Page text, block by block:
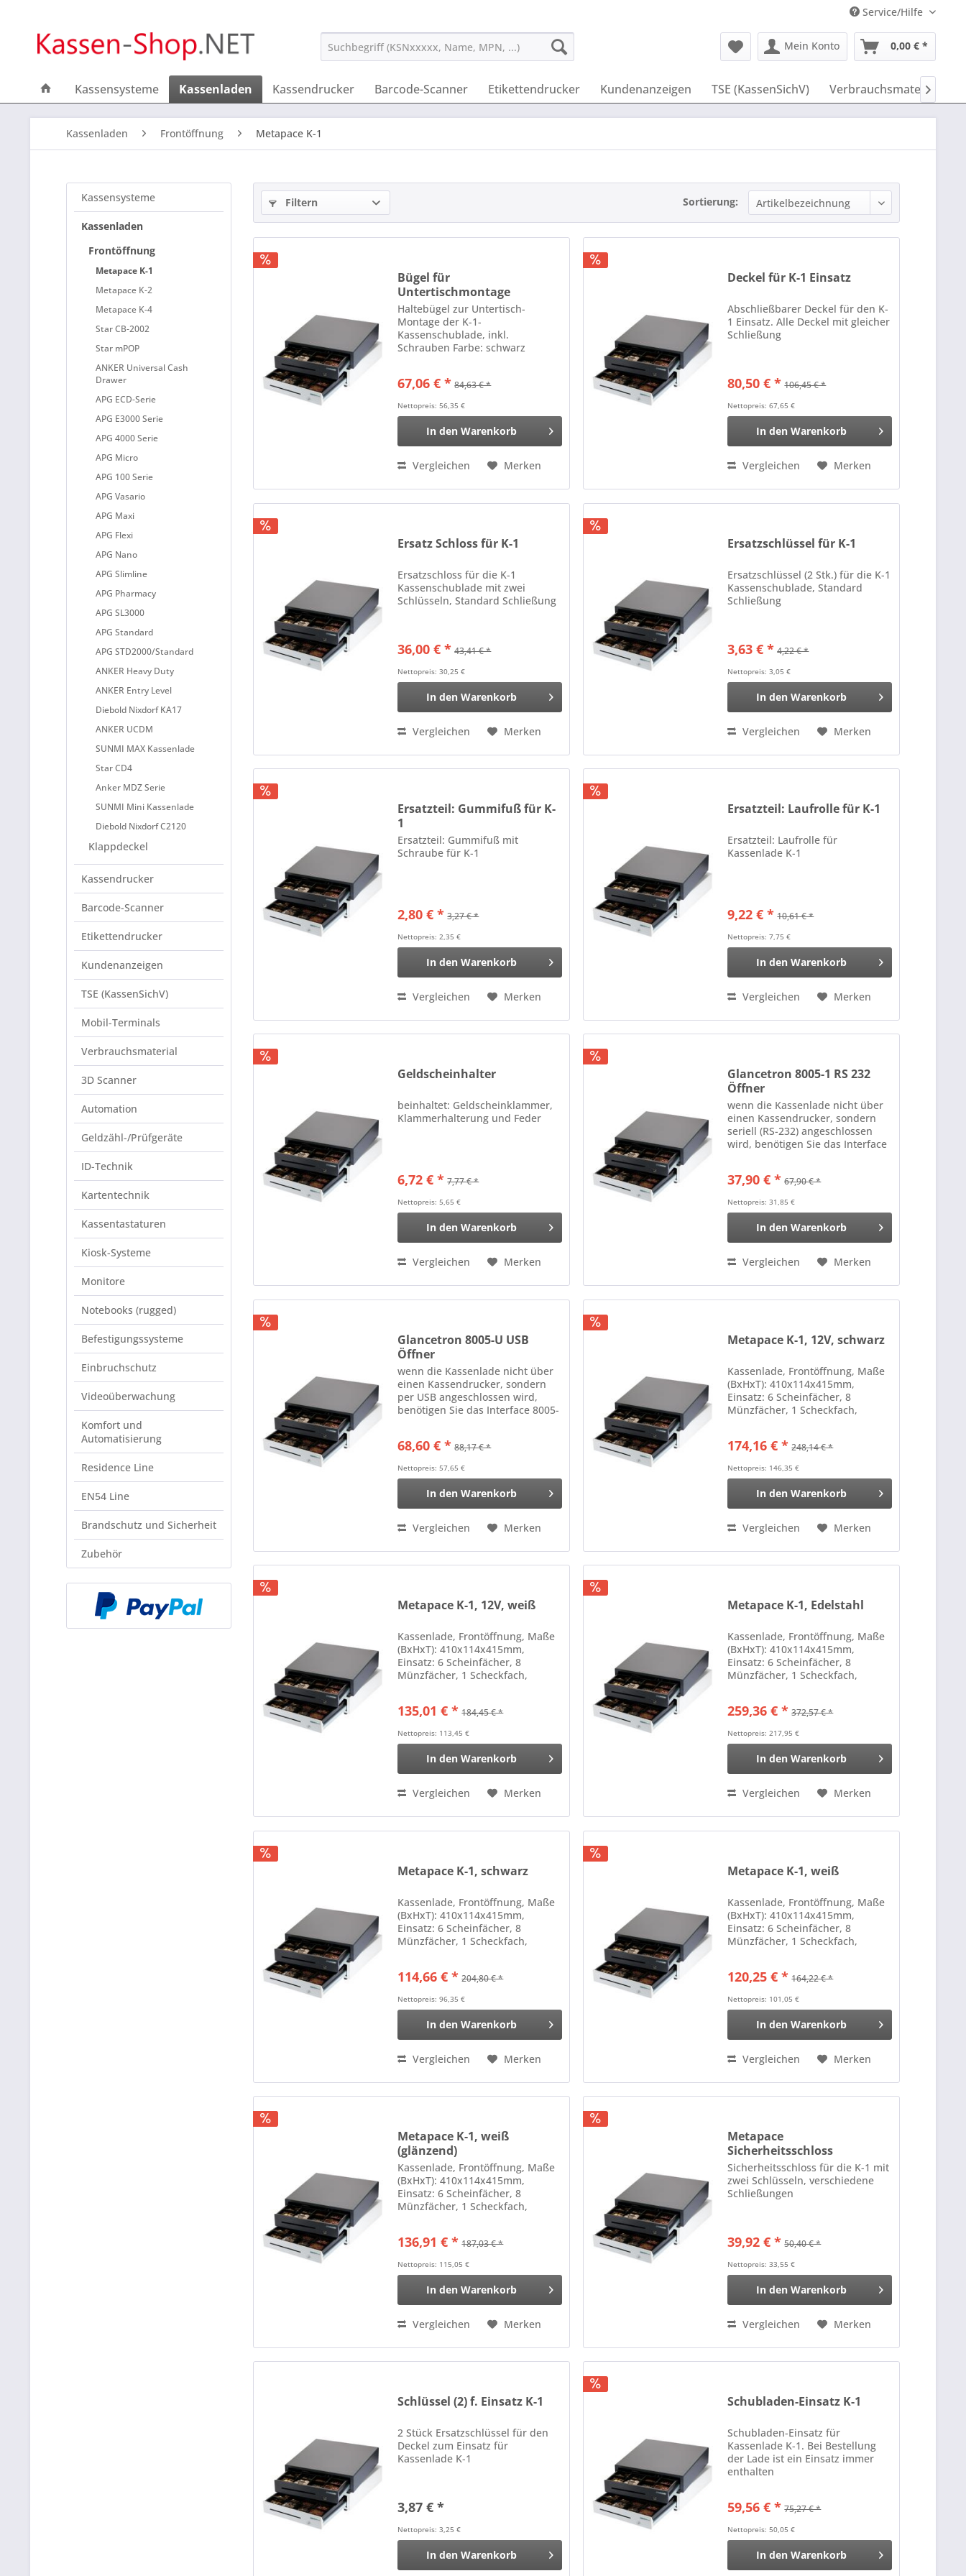
Service/Hilfe
Mein Konto 0,00 € *
Kassensysteme Kassenladen Kassendrucker Barcode-Scanner Etikettendrucker Kundenanzeigen TSE (KassenSichV) Verbrauchsmaterial

Kassenladen Frontöffnung Metapace K-1
Kassensysteme
Kassenladen
Frontöffnung
Metapace K-1
Metapace K-2
Metapace K-4
Star CB-2002
Star mPOP
ANKER Universal Cash
Drawer
APG ECD-Serie
APG E3000 Serie
APG 4000 Serie
APG Micro
APG 100 Serie
APG Vasario
APG Maxi
APG Flexi
APG Nano
APG Slimline
APG Pharmacy
APG SL3000
APG Standard
APG STD2000/Standard
ANKER Heavy Duty
ANKER Entry Level
Diebold Nixdorf KA17
ANKER UCDM
SUNMI MAX Kassenlade
Star CD4
Anker MDZ Serie
SUNMI Mini Kassenlade
Diebold Nixdorf C2120
Klappdeckel
Kassendrucker
Barcode-Scanner
Etikettendrucker
Kundenanzeigen
TSE (KassenSichV)
Mobil-Terminals
Verbrauchsmaterial
3D Scanner
Automation
Geldzähl-/Prüfgeräte
ID-Technik
Kartentechnik
Kassentastaturen
Kiosk-Systeme
Monitore
Notebooks (rugged)
Befestigungssysteme
Einbruchschutz
Videoüberwachung
Komfort und
Automatisierung
Residence Line
EN54 Line
Brandschutz und Sicherheit
Zubehör
Filtern Sortierung:
Bügel für
Untertischmontage
Haltebügel zur Untertisch-
Montage der K-1-
Kassenschublade, inkl.
Schrauben Farbe: schwarz
67,06 € * 84,63 € *
Nettopreis: 56,35 €
In den Warenkorb
Vergleichen Merken
Deckel für K-1 Einsatz
Abschließbarer Deckel für den K-
1 Einsatz. Alle Deckel mit gleicher
Schließung
80,50 € * 106,45 € *
Nettopreis: 67,65 €
In den Warenkorb
Vergleichen Merken
Ersatz Schloss für K-1
Ersatzschloss für die K-1
Kassenschublade mit zwei
Schlüsseln, Standard Schließung
36,00 € * 43,41 € *
Nettopreis: 30,25 €
In den Warenkorb
Vergleichen Merken
Ersatzschlüssel für K-1
Ersatzschlüssel (2 Stk.) für die K-1
Kassenschublade, Standard
Schließung
3,63 € * 4,22 € *
Nettopreis: 3,05 €
In den Warenkorb
Vergleichen Merken
Ersatzteil: Gummifuß für K-
1
Ersatzteil: Gummifuß mit
Schraube für K-1
2,80 € * 3,27 € *
Nettopreis: 2,35 €
In den Warenkorb
Vergleichen Merken
Ersatzteil: Laufrolle für K-1
Ersatzteil: Laufrolle für
Kassenlade K-1
9,22 € * 10,61 € *
Nettopreis: 7,75 €
In den Warenkorb
Vergleichen Merken
Geldscheinhalter
beinhaltet: Geldscheinklammer,
Klammerhalterung und Feder
6,72 € * 7,77 € *
Nettopreis: 5,65 €
In den Warenkorb
Vergleichen Merken
Glancetron 8005-1 RS 232
Öffner
wenn die Kassenlade nicht über
einen Kassendrucker, sondern
seriell (RS-232) angeschlossen
wird, benötigen Sie das Interface
37,90 € * 67,90 € *
Nettopreis: 31,85 €
In den Warenkorb
Vergleichen Merken
Glancetron 8005-U USB
Öffner
wenn die Kassenlade nicht über
einen Kassendrucker, sondern
per USB angeschlossen wird,
benötigen Sie das Interface 8005-
68,60 € * 88,17 € *
Nettopreis: 57,65 €
In den Warenkorb
Vergleichen Merken
Metapace K-1, 12V, schwarz
Kassenlade, Frontöffnung, Maße
(BxHxT): 410x114x415mm,
Einsatz: 6 Scheinfächer, 8
Münzfächer, 1 Scheckfach,
174,16 € * 248,14 € *
Nettopreis: 146,35 €
In den Warenkorb
Vergleichen Merken
Metapace K-1, 12V, weiß
Kassenlade, Frontöffnung, Maße
(BxHxT): 410x114x415mm,
Einsatz: 6 Scheinfächer, 8
Münzfächer, 1 Scheckfach,
135,01 € * 184,45 € *
Nettopreis: 113,45 €
In den Warenkorb
Vergleichen Merken
Metapace K-1, Edelstahl
Kassenlade, Frontöffnung, Maße
(BxHxT): 410x114x415mm,
Einsatz: 6 Scheinfächer, 8
Münzfächer, 1 Scheckfach,
259,36 € * 372,57 € *
Nettopreis: 217,95 €
In den Warenkorb
Vergleichen Merken
Metapace K-1, schwarz
Kassenlade, Frontöffnung, Maße
(BxHxT): 410x114x415mm,
Einsatz: 6 Scheinfächer, 8
Münzfächer, 1 Scheckfach,
114,66 € * 204,80 € *
Nettopreis: 96,35 €
In den Warenkorb
Vergleichen Merken
Metapace K-1, weiß
Kassenlade, Frontöffnung, Maße
(BxHxT): 410x114x415mm,
Einsatz: 6 Scheinfächer, 8
Münzfächer, 1 Scheckfach,
120,25 € * 164,22 € *
Nettopreis: 101,05 €
In den Warenkorb
Vergleichen Merken
Metapace K-1, weiß
(glänzend)
Kassenlade, Frontöffnung, Maße
(BxHxT): 410x114x415mm,
Einsatz: 6 Scheinfächer, 8
Münzfächer, 1 Scheckfach,
136,91 € * 187,03 € *
Nettopreis: 115,05 €
In den Warenkorb
Vergleichen Merken
Metapace
Sicherheitsschloss
Sicherheitsschloss für die K-1 mit
zwei Schlüsseln, verschiedene
Schließungen
39,92 € * 50,40 € *
Nettopreis: 33,55 €
In den Warenkorb
Vergleichen Merken
Schlüssel (2) f. Einsatz K-1
2 Stück Ersatzschlüssel für den
Deckel zum Einsatz für
Kassenlade K-1
3,87 € *
Nettopreis: 3,25 €
In den Warenkorb
Schubladen-Einsatz K-1
Schubladen-Einsatz für
Kassenlade K-1. Bei Bestellung
der Lade ist ein Einsatz immer
enthalten
59,56 € * 75,27 € *
Nettopreis: 50,05 €
In den Warenkorb